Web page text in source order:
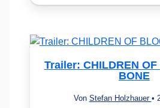
Trailer: CHILDREN
BONE
Von Stefan Holzhauer •